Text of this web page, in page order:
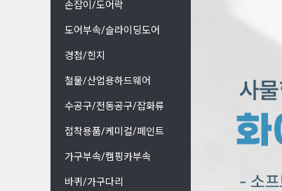
손잡이/도어락
도어부속/슬라이딩도어
경첩/힌지
철물/산업용하드웨어
수공구/전동공구/잡화류
접착용품/케미컬/페인트
가구부속/캠핑카부속
바퀴/가구다리